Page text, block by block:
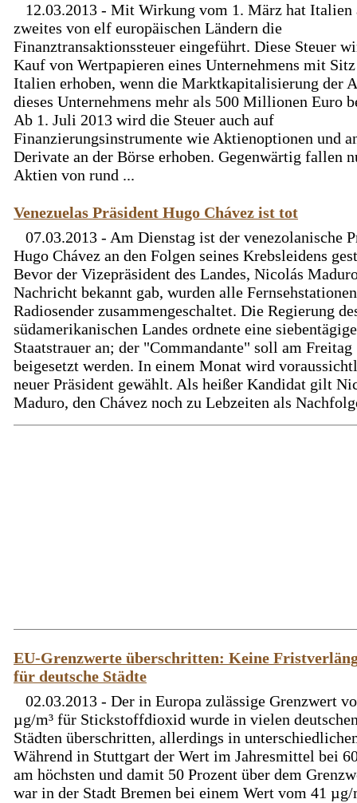
12.03.2013 - Mit Wirkung vom 1. März hat Italien
zweites von elf europäischen Ländern die
Finanztransaktionssteuer eingeführt. Diese Steuer
Kauf von Wertpapieren eines Unternehmens mit
Italien erhoben, wenn die Marktkapitalisierung der
dieses Unternehmens mehr als 500 Millionen Euro
Ab 1. Juli 2013 wird die Steuer auch auf
Finanzierungsinstrumente wie Aktienoptionen und
Derivate an der Börse erhoben. Gegenwärtig fallen
Aktien von rund ...
Venezuelas Präsident Hugo Chávez ist tot
07.03.2013 - Am Dienstag ist der venezolanische
Hugo Chávez an den Folgen seines Krebsleidens
Bevor der Vizepräsident des Landes, Nicolás
Nachricht bekannt gab, wurden alle
Radiosender zusammengeschaltet. Die Regierung
südamerikanischen Landes ordnete eine siebentägige
Staatstrauer an; der "Commandante" soll am Freitag
beigesetzt werden. In einem Monat wird
neuer Präsident gewählt. Als heißer Kandidat gilt
Maduro, den Chávez noch zu Lebzeiten als
EU-Grenzwerte überschritten: Keine
für deutsche Städte
02.03.2013 - Der in Europa zulässige Grenzwert
µg/m³ für Stickstoffdioxid wurde in vielen
Städten überschritten, allerdings in
Während in Stuttgart der Wert im Jahresmittel bei
am höchsten und damit 50 Prozent über dem
war in der Stadt Bremen bei einem Wert vom 41 µg/